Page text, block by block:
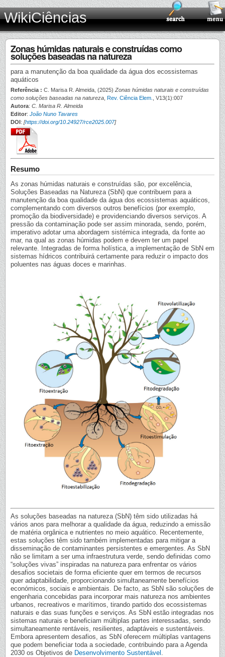
WikiCiências
Zonas húmidas naturais e construídas como
soluções baseadas na natureza
para a manutenção da boa qualidade da água dos ecossistemas
aquáticos
Referência : C. Marisa R. Almeida, (2025) Zonas húmidas naturais e construídas
como soluções baseadas na natureza Rev. Ciência Elem.
, V13(1):007
Autora: C. Marisa R. Almeida
Editor: João Nuno Tavares
DOI: [https://doi.org/10.24927/rce2025.007]
Resumo
As zonas húmidas naturais e construídas são, por excelência,
Soluções Baseadas na Natureza (SbN) que contribuem para a
manutenção da boa qualidade da água dos ecossistemas aquáticos,
complementando com diversos outros benefícios (por exemplo,
promoção da biodiversidade) e providenciando diversos serviços. A
pressão da contaminação pode ser assim minorada, sendo, porém,
imperativo adotar uma abordagem sistémica integrada, da fonte ao
mar, na qual as zonas húmidas podem e devem ter um papel
relevante. Integradas de forma holística, a implementação de SbN em
sistemas hídricos contribuirá certamente para reduzir o impacto dos
poluentes nas águas doces e marinhas.
As soluções baseadas na natureza (SbN) têm sido utilizadas há
vários anos para melhorar a qualidade da água, reduzindo a emissão
de matéria orgânica e nutrientes no meio aquático. Recentemente,
estas soluções têm sido também implementadas para mitigar a
disseminação de contaminantes persistentes e emergentes. As SbN
não se limitam a ser uma infraestrutura verde, sendo definidas como
“soluções vivas” inspiradas na natureza para enfrentar os vários
desafios societais de forma eficiente quer em termos de recursos
quer adaptabilidade, proporcionando simultaneamente benefícios
económicos, sociais e ambientais. De facto, as SbN são soluções de
engenharia concebidas para incorporar mais natureza nos ambientes
urbanos, recreativos e marítimos, tirando partido dos ecossistemas
naturais e das suas funções e serviços. As SbN estão integradas nos
sistemas naturais e beneficiam múltiplas partes interessadas, sendo
simultaneamente rentáveis, resilientes, adaptáveis e sustentáveis.
Embora apresentem desafios, as SbN oferecem múltiplas vantagens
que podem beneficiar toda a sociedade, contribuindo para a Agenda
2030 os Objetivos de Desenvolvimento Sustentável